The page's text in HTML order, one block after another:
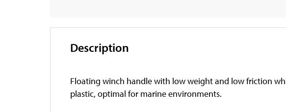
Description
Floating winch handle with low weight and low friction
plastic, optimal for marine environments.